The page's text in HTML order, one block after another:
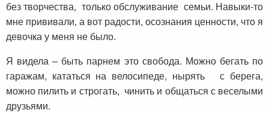
без творчества, только обслуживание семьи. Навыки-то
мне прививали, а вот радости, осознания ценности, что я
девочка у меня не было.
Я видела – быть парнем это свобода. Можно бегать по
гаражам, кататься на велосипеде, нырять с берега,
можно пилить и строгать, чинить и общаться с веселыми
друзьями.